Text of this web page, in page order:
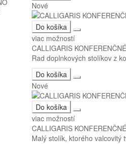
Nové
Do košíka
viac možností
CALLIGARIS
Rad doplnkových stolíkov z
Do košíka
Nové
Do košíka
viac možností
CALLIGARIS
Malý stolík, ktorého valcovitý